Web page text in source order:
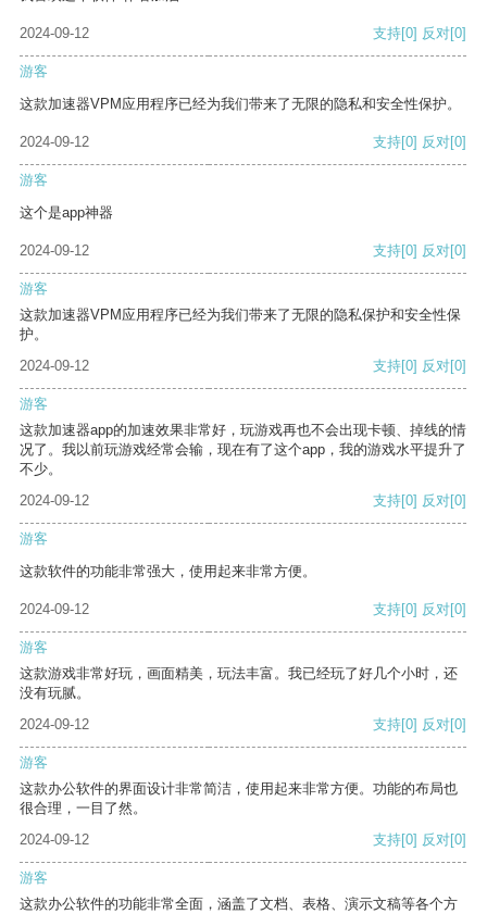
2024-09-12 支持[0] 反对[0]
游客
这款加速器VPM应用程序已经为我们带来了无限的隐私和安全性保护。
2024-09-12 支持[0] 反对[0]
游客
这个是app神器
2024-09-12 支持[0] 反对[0]
游客
这款加速器VPM应用程序已经为我们带来了无限的隐私保护和安全性保
护。
2024-09-12
支持[0] 反对[0]
游客
这款加速器app的加速效果非常好，玩游戏再也不会出现卡顿、掉线的情
况了。我以前玩游戏经常会输，现在有了这个app，我的游戏水平提升了
不少。
2024-09-12
支持[0] 反对[0]
游客
这款软件的功能非常强大，使用起来非常方便。
2024-09-12 支持[0] 反对[0]
游客
这款游戏非常好玩，画面精美，玩法丰富。我已经玩了好几个小时，还
没有玩腻。
2024-09-12
支持[0] 反对[0]
游客
这款办公软件的界面设计非常简洁，使用起来非常方便。功能的布局也
很合理，一目了然。
2024-09-12
支持[0] 反对[0]
游客
这款办公软件的功能非常全面，涵盖了文档、表格、演示文稿等各个方